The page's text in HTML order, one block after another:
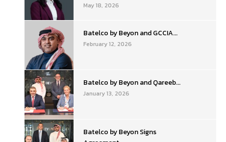
May 18, 2026
Batelco by Beyon and GCCIA...
February 12, 2026
Batelco by Beyon and Qareeb...
January 13, 2026
Batelco by Beyon Signs